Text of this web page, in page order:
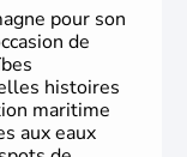
pour son
de
histoires
maritime
aux eaux